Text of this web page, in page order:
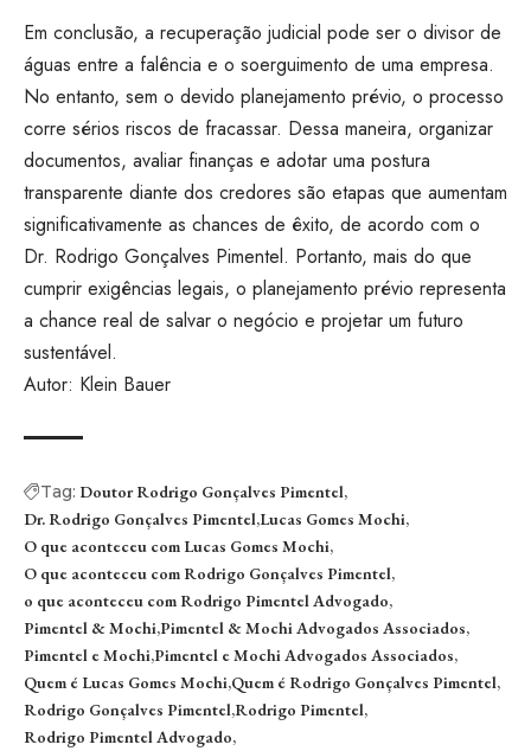
Em conclusão, a recuperação judicial pode ser o divisor de
águas entre a falência e o soerguimento de uma empresa.
No entanto, sem o devido planejamento prévio, o processo
corre sérios riscos de fracassar. Dessa maneira, organizar
documentos, avaliar finanças e adotar uma postura
transparente diante dos credores são etapas que aumentam
significativamente as chances de êxito, de acordo com o
Dr. Rodrigo Gonçalves Pimentel. Portanto, mais do que
cumprir exigências legais, o planejamento prévio representa
a chance real de salvar o negócio e projetar um futuro
sustentável.
Autor: Klein Bauer
Tag: Doutor Rodrigo Gonçalves Pimentel
Dr. Rodrigo Gonçalves Pimentel Lucas Gomes Mochi
O que aconteceu com Lucas Gomes Mochi
O que aconteceu com Rodrigo Gonçalves Pimentel
o que aconteceu com Rodrigo Pimentel Advogado
Pimentel & Mochi Pimentel & Mochi Advogados Associados
Pimentel e Mochi Pimentel e Mochi Advogados Associados
Quem é Lucas Gomes Mochi Quem é Rodrigo Gonçalves Pimentel
Rodrigo Gonçalves Pimentel Rodrigo Pimentel
Rodrigo Pimentel Advogado